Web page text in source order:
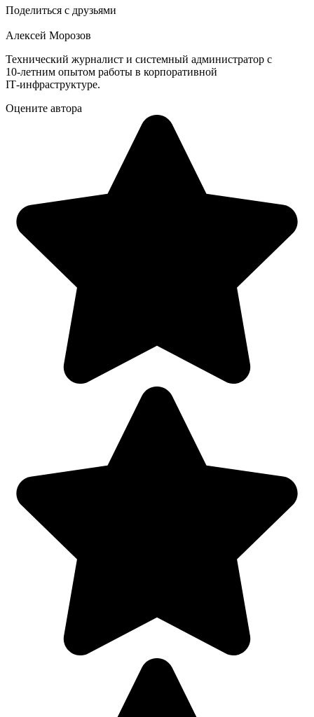
Поделиться с друзьями
Алексей Морозов
Технический журналист и системный администратор с
10‑летним опытом работы в корпоративной
IT‑инфраструктуре.
Оцените автора